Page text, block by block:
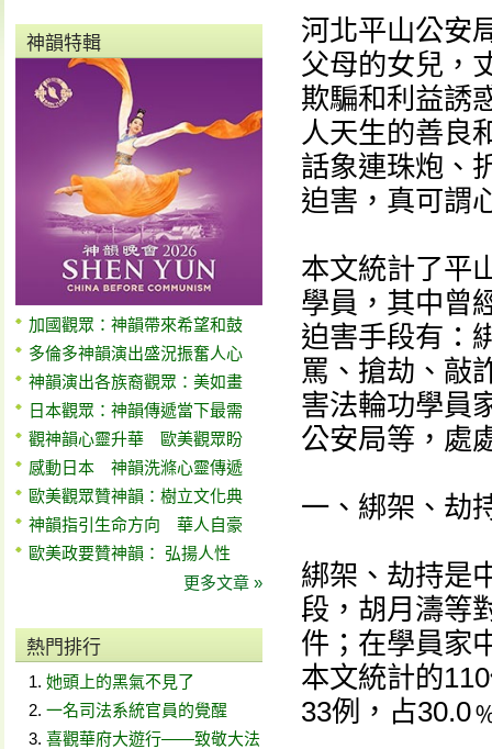
神韻特輯
加國觀眾：神韻帶來希望和鼓
多倫多神韻演出盛況振奮人心
神韻演出各族裔觀眾：美如畫
日本觀眾：神韻傳遞當下最需
觀神韻心靈升華 歐美觀眾盼
感動日本 神韻洗滌心靈傳遞
歐美觀眾贊神韻：樹立文化典
神韻指引生命方向 華人自豪
歐美政要贊神韻： 弘揚人性
更多文章 »
熱門排行
她頭上的黑氣不見了
一名司法系統官員的覺醒
喜觀華府大遊行——致敬大法
河北平山公安
父母的女兒，
欺騙和利益誘
人天生的善良
話象連珠炮、
迫害，真可謂
本文統計了平
學員，其中曾
迫害手段有：
罵、搶劫、敲
害法輪功學員
公安局等，處
一、綁架、劫
綁架、劫持是
段，胡月濤等
件；在學員家
本文統計的
33例，占